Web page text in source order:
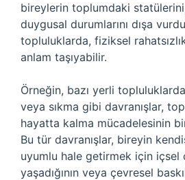
bireylerin toplumdaki
duygusal durumlarını dışa
topluluklarda, fiziksel
anlam taşıyabilir.
Örneğin, bazı yerli
veya sıkma gibi davranışlar,
hayatta kalma mücadelesinin
Bu tür davranışlar, bireyin
uyumlu hale getirmek için içsel
yaşadığının veya çevresel